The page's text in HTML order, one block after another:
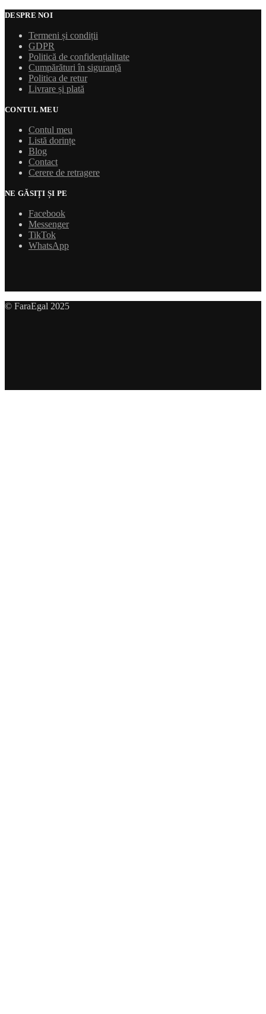
DESPRE NOI
Termeni și condiții
GDPR
Politică de confidențialitate
Cumpărături în siguranță
Politica de retur
Livrare și plată
CONTUL MEU
Contul meu
Listă dorințe
Blog
Contact
Cerere de retragere
NE GĂSIȚI ȘI PE
Facebook
Messenger
TikTok
WhatsApp
© FaraEgal 2025